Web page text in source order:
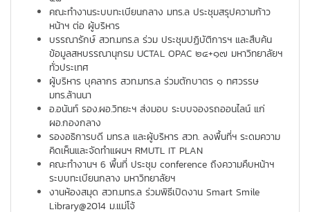
คณะทำงานระบบทะเบียนกลาง มทร.ล ประชุมสรุปความก้าว
หน้าฯ ต่อ ผู้บริหาร
บรรณารักษ์ สวท.มทร.ล ร่วม ประชุมปฏิบัติการฯ และสืบค้น
ข้อมูลสหบรรณานุกรม UCTAL OPAC ๒๔+๑๗ มหาวิทยาลัยฯ
ทั่วประเทศ
ผู้บริหาร บุคลากร สวท.มทร.ล ร่วมตักบาตร ๑ ทศวรรษ
มทร.ล้านนา
อ.อนันท์ รอง.ผอ.วิทยะฯ ส่งมอบ ระบบจองรถออนไลน์ แก่
ผอ.กองกลาง
รองอธิการบดี มทร.ล และผู้บริหาร สวท. ลงพื้นที่ฯ ระดมความ
คิดเห็นและจัดทำแผนฯ RMUTL IT PLAN
คณะทำงานฯ 6 พื้นที่ ประชุม conference ถึงความคืบหน้าฯ
ระบบทะเบียนกลาง มหาวิทยาลัยฯ
งานห้องสมุด สวท.มทร.ล ร่วมพิธีเปิดงาน Smart Smile
Library@2014 ม.แม่โจ้